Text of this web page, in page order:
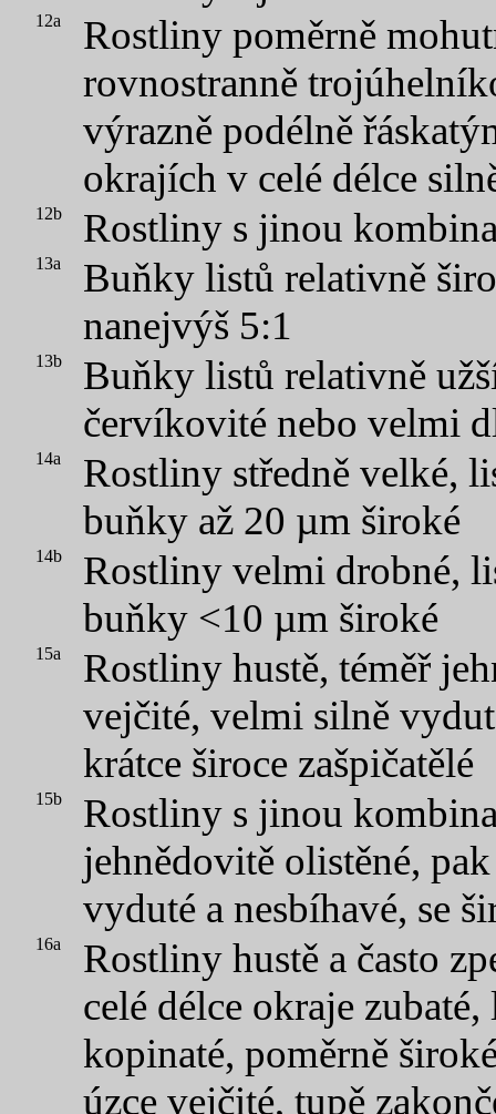
12a
Rostliny poměrně
rovnostranně
výrazně podélně
okrajích v celé délce
12b Rostliny s jinou
13a
Buňky listů relativně
nanejvýš 5:1
13b
Buňky listů relativně
červíkovité nebo velmi
14a
Rostliny středně velké,
buňky až 20 µm široké
14b
Rostliny velmi drobné,
buňky <10 µm široké
15a
Rostliny hustě, téměř
vejčité, velmi silně
krátce široce zašpičatělé
15b
Rostliny s jinou
jehnědovitě olistěné,
vyduté a nesbíhavé, se
16a
Rostliny hustě a často
celé délce okraje
kopinaté, poměrně
úzce vejčité, tupě